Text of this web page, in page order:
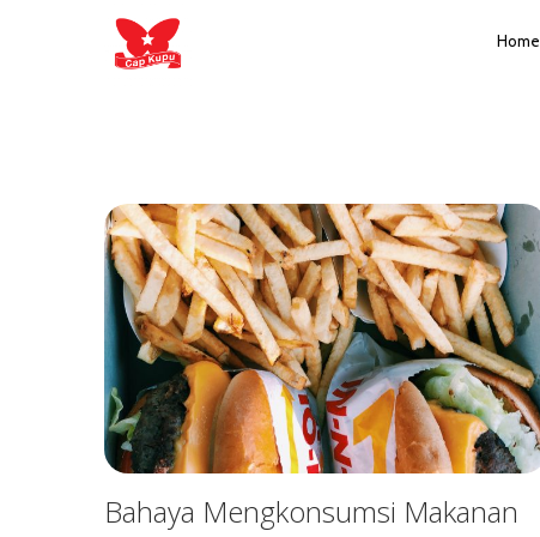
Home
Bahaya Mengkonsumsi Makanan